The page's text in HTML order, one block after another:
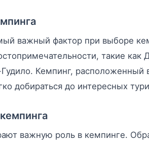
важный фактор при выборе
такие
Кемпинг, расположенный
добираться до интересных
важную роль в кемпинге.